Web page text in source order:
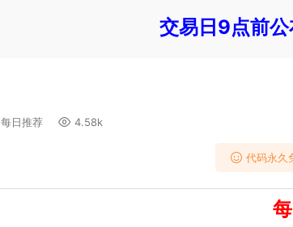
交易日9点前公
每日推荐 4.58k
代码永久